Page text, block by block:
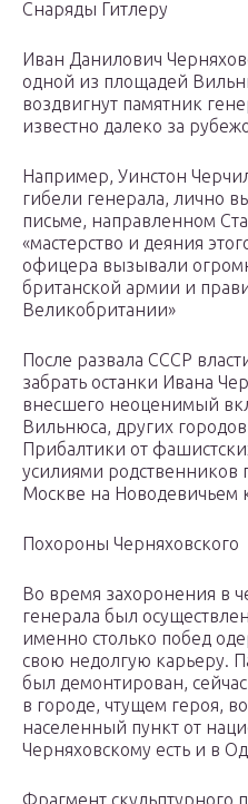
Снаряды Гитлеру
Иван Данилович
одной из площадей
воздвигнут памятник
известно далеко за
Например, Уинстон
гибели генерала, лично
письме, направленном
«мастерство и деяния
офицера вызывали
британской армии и
Великобритании»
После развала СССР
забрать останки Ивана
внесшего неоценимый
Вильнюса, других
Прибалтики от
усилиями родственников
Москве на Новодевичьем
Похороны Черняховского
Во время захоронения в
генерала был
именно столько побед
свою недолгую карьеру.
был демонтирован,
в городе, чтущем героя,
населенный пункт от
Черняховскому есть и в
Фрагмент скульптурного